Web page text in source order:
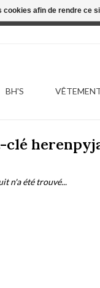
BH'S
clé
n'a été trouvé...
cookies afin de rendre ce
est en